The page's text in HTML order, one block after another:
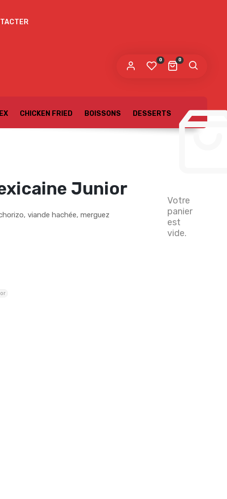
0
Votre
panier
est
vide.
0
CHICKEN FRIED BOISSONS DESSERTS
Junior
viande hachée, merguez